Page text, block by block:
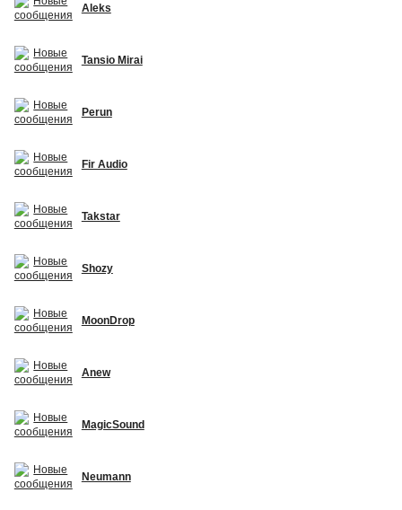
Aleks
Tansio Mirai
Perun
Fir Audio
Takstar
Shozy
MoonDrop
Anew
MagicSound
Neumann